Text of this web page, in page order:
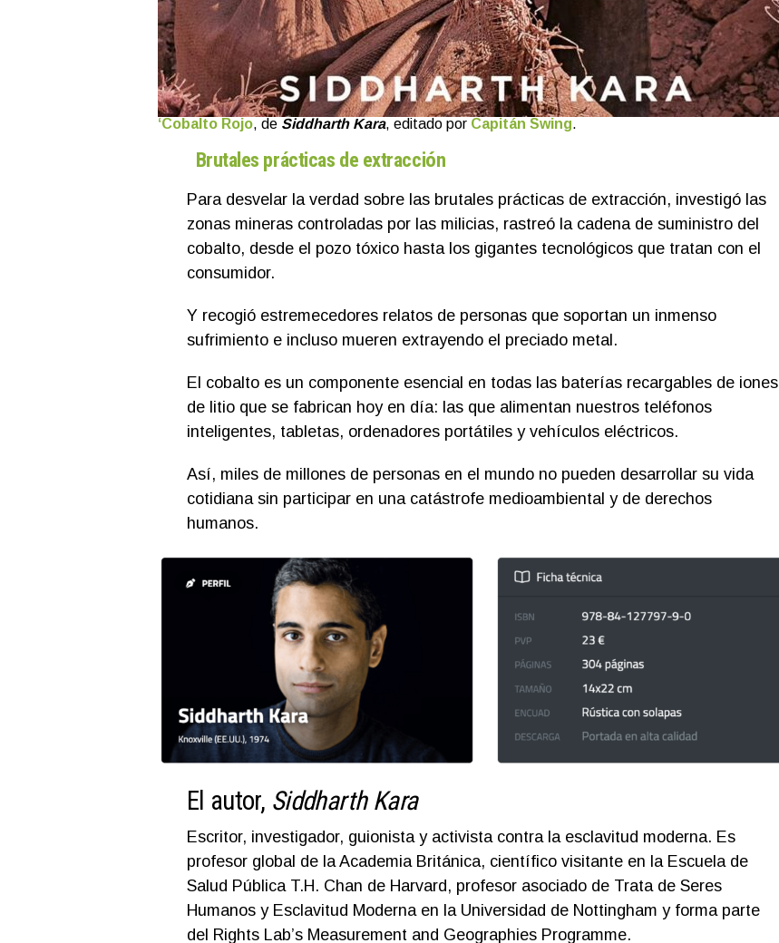
‘Cobalto Rojo, de Siddharth Kara, editado por Capitán Swing.
Brutales prácticas de extracción
Para desvelar la verdad sobre las brutales prácticas de extracción, investigó las
zonas mineras controladas por las milicias, rastreó la cadena de suministro del
cobalto, desde el pozo tóxico hasta los gigantes tecnológicos que tratan con el
consumidor.
Y recogió estremecedores relatos de personas que soportan un inmenso
sufrimiento e incluso mueren extrayendo el preciado metal.
El cobalto es un componente esencial en todas las baterías recargables de iones
de litio que se fabrican hoy en día: las que alimentan nuestros teléfonos
inteligentes, tabletas, ordenadores portátiles y vehículos eléctricos.
Así, miles de millones de personas en el mundo no pueden desarrollar su vida
cotidiana sin participar en una catástrofe medioambiental y de derechos
humanos.
El autor, Siddharth Kara
Escritor, investigador, guionista y activista contra la esclavitud moderna. Es
profesor global de la Academia Británica, científico visitante en la Escuela de
Salud Pública T.H. Chan de Harvard, profesor asociado de Trata de Seres
Humanos y Esclavitud Moderna en la Universidad de Nottingham y forma parte
del Rights Lab’s Measurement and Geographies Programme.